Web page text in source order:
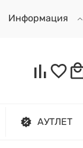
Информация
АУТЛЕТ